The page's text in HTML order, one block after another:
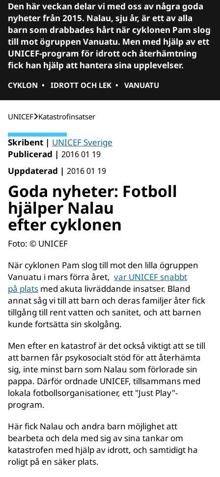
Den här veckan delar vi med oss av några goda
nyheter från 2015. Nalau, sju år, är ett av alla
barn som drabbades hårt när cyklonen Pam slog
till mot ögruppen Vanuatu. Men med hjälp av ett
UNICEF-program för idrott och återhämtning
fick han hjälp att hantera sina upplevelser.
CYKLON • IDROTT OCH LEK • VANUATU
UNICEF Katastrofinsatser
Skribent | UNICEF Sverige
Publicerad | 2016 01 19
Uppdaterad | 2016 01 19
Goda nyheter: Fotboll
hjälper Nalau
efter cyklonen
Foto: © UNICEF
När cyklonen Pam slog till mot den lilla ögruppen
Vanuatu i mars förra året, var UNICEF snabbt
på plats med akuta livräddande insatser. Bland
annat såg vi till att barn och deras familjer åter fick
tillgång till rent vatten och sanitet, och att barnen
kunde fortsätta sin skolgång.
Men efter en katastrof är det också viktigt att se till
att barnen får psykosocialt stöd för att återhämta
sig, inte minst barn som Nalau som förlorade sin
pappa. Därför ordnade UNICEF, tillsammans med
lokala fotbollsorganisationer, ett "Just Play"-
program.
Här fick Nalau och andra barn möjlighet att
bearbeta och dela med sig av sina tankar om
katastrofen med hjälp av idrott, och samtidigt ha
roligt på en säker plats.